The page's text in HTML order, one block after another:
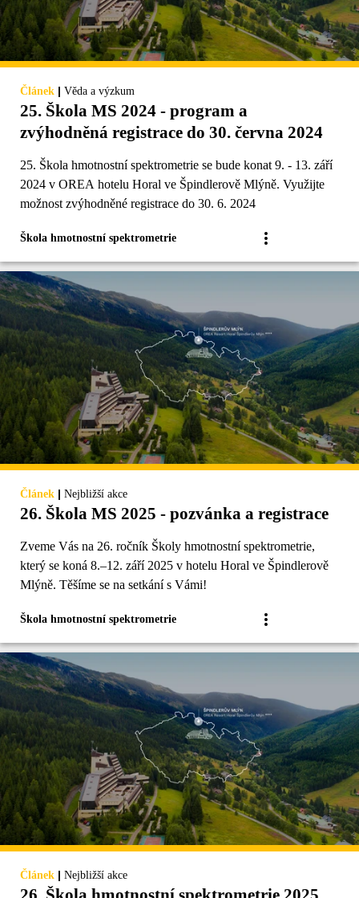
Článek | Věda a výzkum
25. Škola MS 2024 - program a
zvýhodněná registrace do 30. června 2024
25. Škola hmotnostní spektrometrie se bude konat 9. - 13. září
2024 v OREA hotelu Horal ve Špindlerově Mlýně. Využijte
možnost zvýhodněné registrace do 30. 6. 2024
Škola hmotnostní spektrometrie
Článek | Nejbližší akce
26. Škola MS 2025 - pozvánka a registrace
Zveme Vás na 26. ročník Školy hmotnostní spektrometrie,
který se koná 8.–12. září 2025 v hotelu Horal ve Špindlerově
Mlýně. Těšíme se na setkání s Vámi!
Škola hmotnostní spektrometrie
Článek | Nejbližší akce